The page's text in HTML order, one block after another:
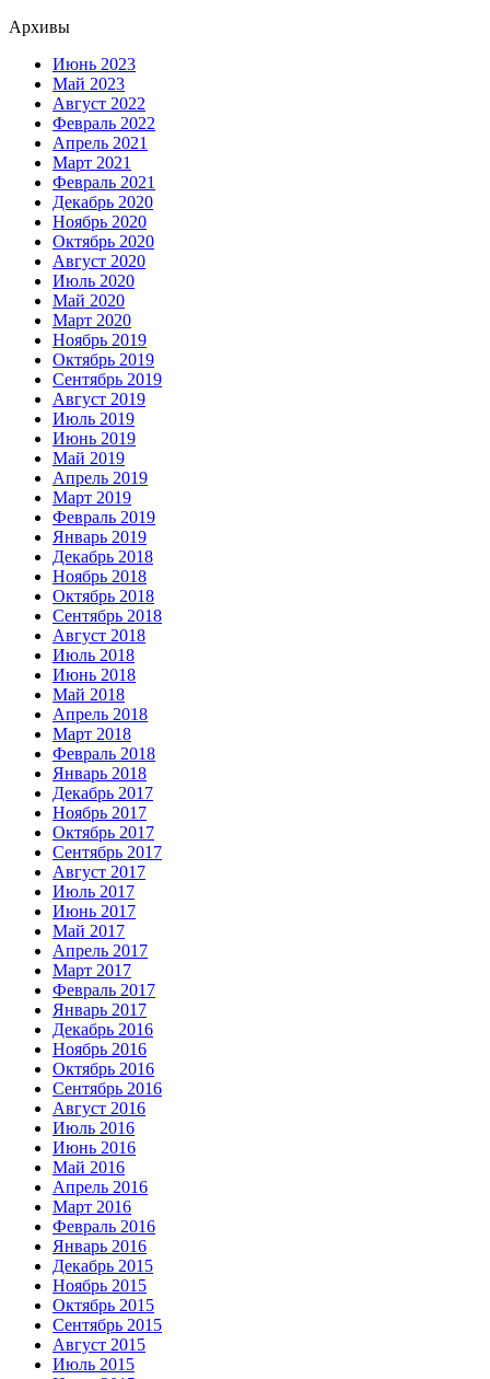
Архивы
Июнь 2023
Май 2023
Август 2022
Февраль 2022
Апрель 2021
Март 2021
Февраль 2021
Декабрь 2020
Ноябрь 2020
Октябрь 2020
Август 2020
Июль 2020
Май 2020
Март 2020
Ноябрь 2019
Октябрь 2019
Сентябрь 2019
Август 2019
Июль 2019
Июнь 2019
Май 2019
Апрель 2019
Март 2019
Февраль 2019
Январь 2019
Декабрь 2018
Ноябрь 2018
Октябрь 2018
Сентябрь 2018
Август 2018
Июль 2018
Июнь 2018
Май 2018
Апрель 2018
Март 2018
Февраль 2018
Январь 2018
Декабрь 2017
Ноябрь 2017
Октябрь 2017
Сентябрь 2017
Август 2017
Июль 2017
Июнь 2017
Май 2017
Апрель 2017
Март 2017
Февраль 2017
Январь 2017
Декабрь 2016
Ноябрь 2016
Октябрь 2016
Сентябрь 2016
Август 2016
Июль 2016
Июнь 2016
Май 2016
Апрель 2016
Март 2016
Февраль 2016
Январь 2016
Декабрь 2015
Ноябрь 2015
Октябрь 2015
Сентябрь 2015
Август 2015
Июль 2015